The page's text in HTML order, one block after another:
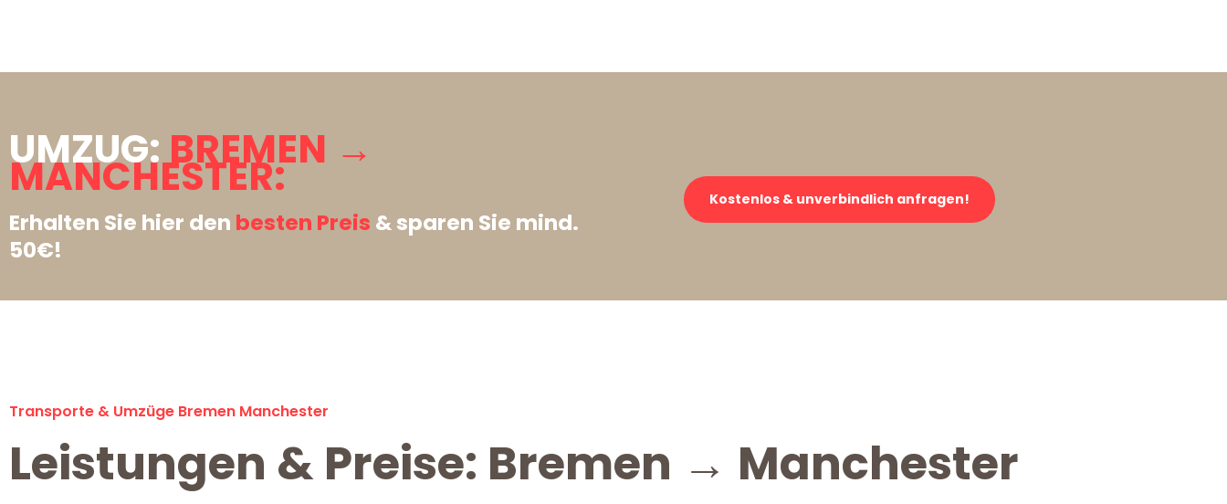
UMZUG:BREMEN →
MANCHESTER:
Erhalten Sie hier den besten Preis & sparen Sie mind.
50€!
Kostenlos & unverbindlich anfragen!
Transporte & Umzüge Bremen Manchester
Leistungen & Preise: Bremen → Manchester